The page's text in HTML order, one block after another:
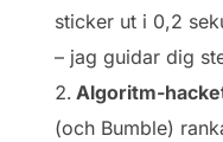
sticker ut i 0,2
– jag guidar dig
Algoritm-
(och Bumble)